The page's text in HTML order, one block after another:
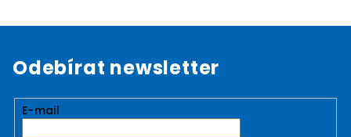
Odebírat newsletter
E-mail